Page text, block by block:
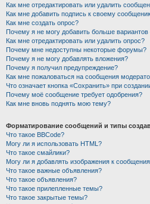
Как мне отредактировать или удалить
Как мне добавить подпись к своему
Как мне создать опрос?
Почему я не могу добавить больше вариантов
Как мне отредактировать или удалить опрос?
Почему мне недоступны некоторые форумы?
Почему я не могу добавлять вложения?
Почему я получил предупреждение?
Как мне пожаловаться на сообщения
Что означает кнопка «Сохранить» при
Почему моё сообщение требует одобрения?
Как мне вновь поднять мою тему?
Форматирование сообщений и типы
Что такое BBCode?
Могу ли я использовать HTML?
Что такое смайлики?
Могу ли я добавлять изображения к
Что такое важные объявления?
Что такое объявления?
Что такое прилепленные темы?
Что такое закрытые темы?